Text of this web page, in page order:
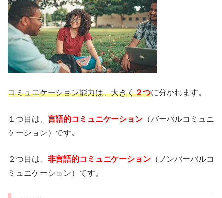
コミュニケーション能力は、大きく２つに分かれます。
１つ目は、 言語的コミュニケーション （バーバルコミュニ
ケーション）です。
２つ目は、 非言語的コミュニケーション （ノンバーバルコ
ミュニケーション）です。